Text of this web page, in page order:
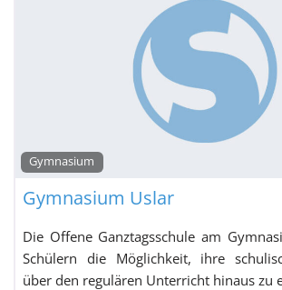
Gymnasium
Gymnasium Uslar
Die Offene Ganztagsschule am
Schülern die Möglichkeit, ihre
über den regulären Unterricht hinaus zu